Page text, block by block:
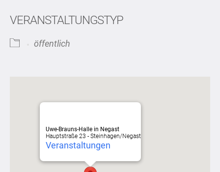
VERANSTALTUNGSTYP
öffentlich
Uwe-Brauns-Halle in Negast
Hauptstraße 23 - Steinhagen/Negast
Veranstaltungen